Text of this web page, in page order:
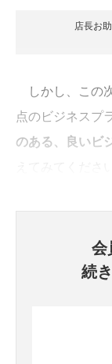
店長お
しかし、この
点のビジネスプ
のある、良いビ
会
続